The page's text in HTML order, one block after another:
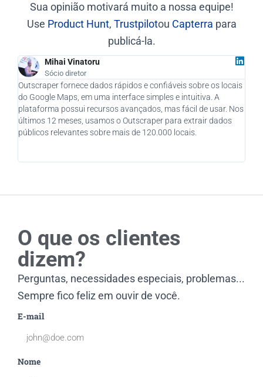
Sua opinião motivará muito a nossa equipe!
Use Product Hunt, Trustpilotou Capterra para
publicá-la.
Mihai Vinatoru
Sócio diretor
Outscraper fornece dados rápidos e confiáveis sobre os locais
do Google Maps, em uma interface simples e intuitiva. A
plataforma possui recursos avançados, mas fácil de usar. Nos
últimos 12 meses, usamos o Outscraper para extrair dados
públicos relevantes sobre mais de 120.000 locais.
O que os clientes
dizem?
Perguntas, necessidades especiais, problemas...
Sempre fico feliz em ouvir de você.
E-mail
Nome